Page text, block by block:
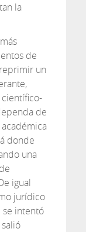
la
de
un
de
donde
una
igual
jurídico
intentó